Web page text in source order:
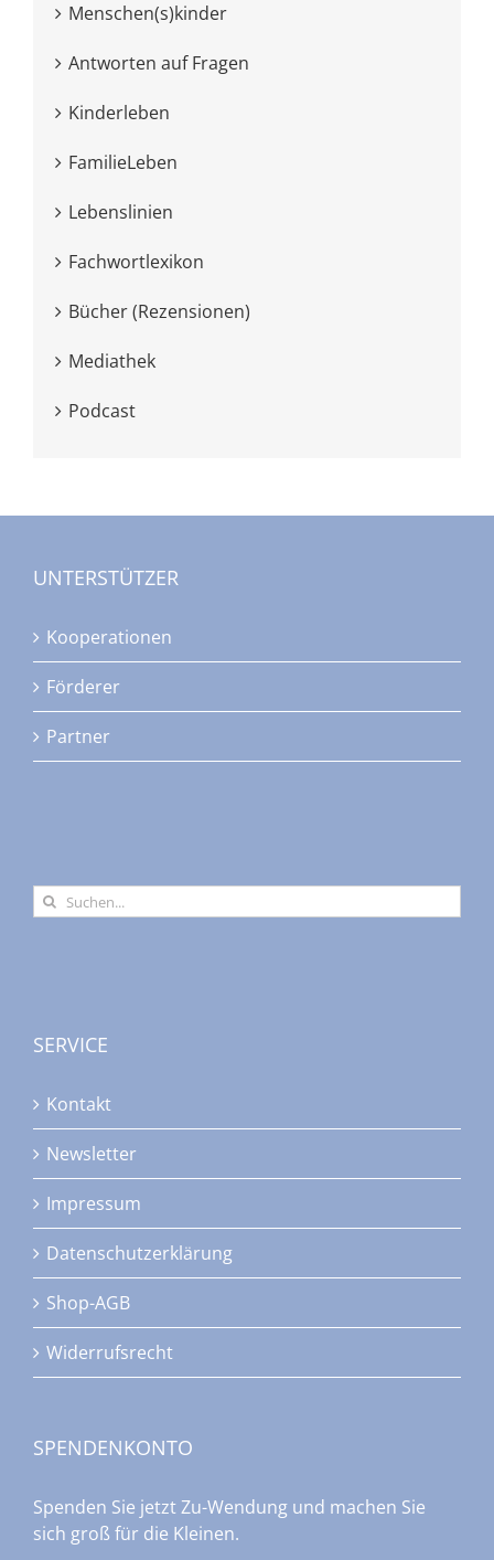
Menschen(s)kinder
Antworten auf Fragen
Kinderleben
FamilieLeben
Lebenslinien
Fachwortlexikon
Bücher (Rezensionen)
Mediathek
Podcast
UNTERSTÜTZER
Kooperationen
Förderer
Partner
Suche
nach:
SERVICE
Kontakt
Newsletter
Impressum
Datenschutzerklärung
Shop-AGB
Widerrufsrecht
SPENDENKONTO
Spenden Sie jetzt Zu-Wendung und machen Sie
sich groß für die Kleinen.